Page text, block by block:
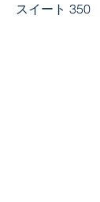
スイート 350